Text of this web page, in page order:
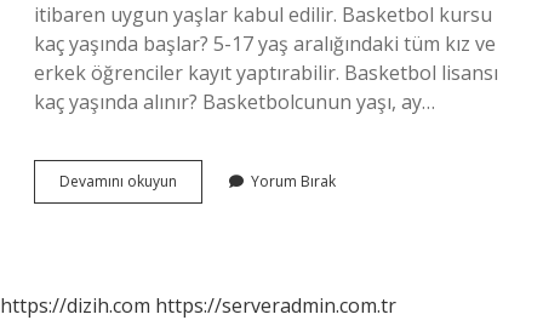
itibaren uygun yaşlar kabul edilir. Basketbol kursu
kaç yaşında başlar? 5-17 yaş aralığındaki tüm kız ve
erkek öğrenciler kayıt yaptırabilir. Basketbol lisansı
kaç yaşında alınır? Basketbolcunun yaşı, ay…
Devamını okuyun Basketbolcu
Olmak
Yorum Bırak
https://dizih.com https://serveradmin.com.tr